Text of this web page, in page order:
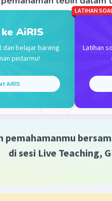
AiRIS
dan belajar bareng
pintarmu!
AiRIS
LATIHAN
Latihan
pemahamanmu
di sesi Live Teaching,